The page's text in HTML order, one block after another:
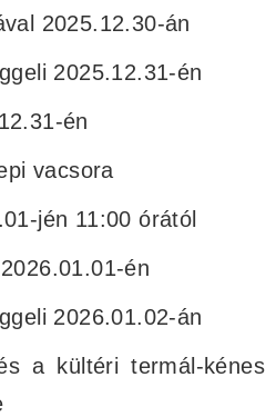
2025.12.30-án
2025.12.31-én
én
vacsora
jén 11:00 órától
én
2026.01.02-án
a kültéri termál-kénes